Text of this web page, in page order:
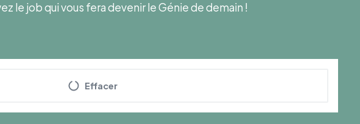
le job qui vous fera devenir le Génie de demain !
Effacer